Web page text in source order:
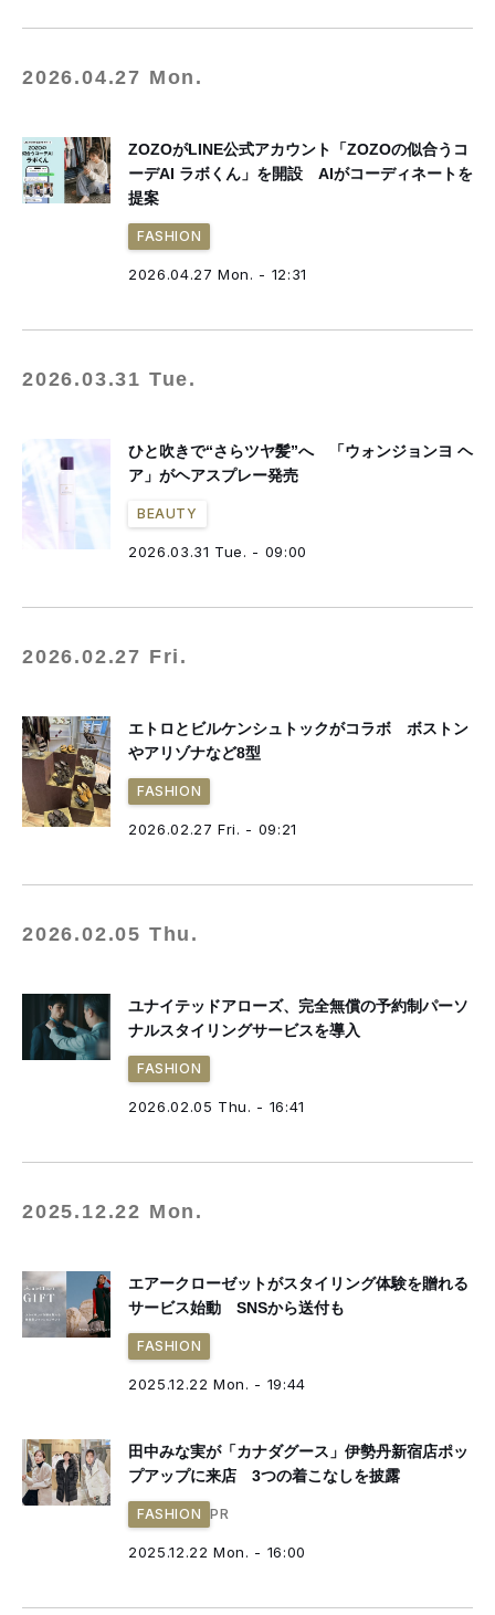
2026.04.27 Mon.
ZOZOがLINE公式アカウント「ZOZOの似合うコ
ーデAI ラボくん」を開設 AIがコーディネートを
提案
FASHION
2026.04.27 Mon. - 12:31
2026.03.31 Tue.
ひと吹きで“さらツヤ髪”へ 「ウォンジョンヨ ヘ
ア」がヘアスプレー発売
BEAUTY
2026.03.31 Tue. - 09:00
2026.02.27 Fri.
エトロとビルケンシュトックがコラボ ボストン
やアリゾナなど8型
FASHION
2026.02.27 Fri. - 09:21
2026.02.05 Thu.
ユナイテッドアローズ、完全無償の予約制パーソ
ナルスタイリングサービスを導入
FASHION
2026.02.05 Thu. - 16:41
2025.12.22 Mon.
エアークローゼットがスタイリング体験を贈れる
サービス始動 SNSから送付も
FASHION
2025.12.22 Mon. - 19:44
田中みな実が「カナダグース」伊勢丹新宿店ポッ
プアップに来店 3つの着こなしを披露
FASHION PR
2025.12.22 Mon. - 16:00